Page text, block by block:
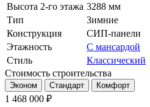
Высота 2-го этажа 3288 мм
Тип
Зимние
Конструкция
СИП-панели
Этажность
С мансардой
Стиль
Классический
Стоимость строительства
Эконом Стандарт Комфорт
1 468 000 ₽